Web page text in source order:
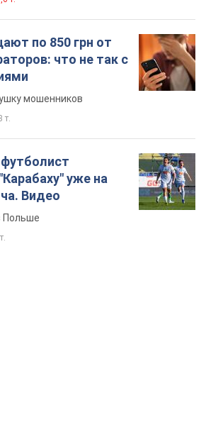
к новому курсу доллара:
чего ожидать в
т.
по 850 грн от